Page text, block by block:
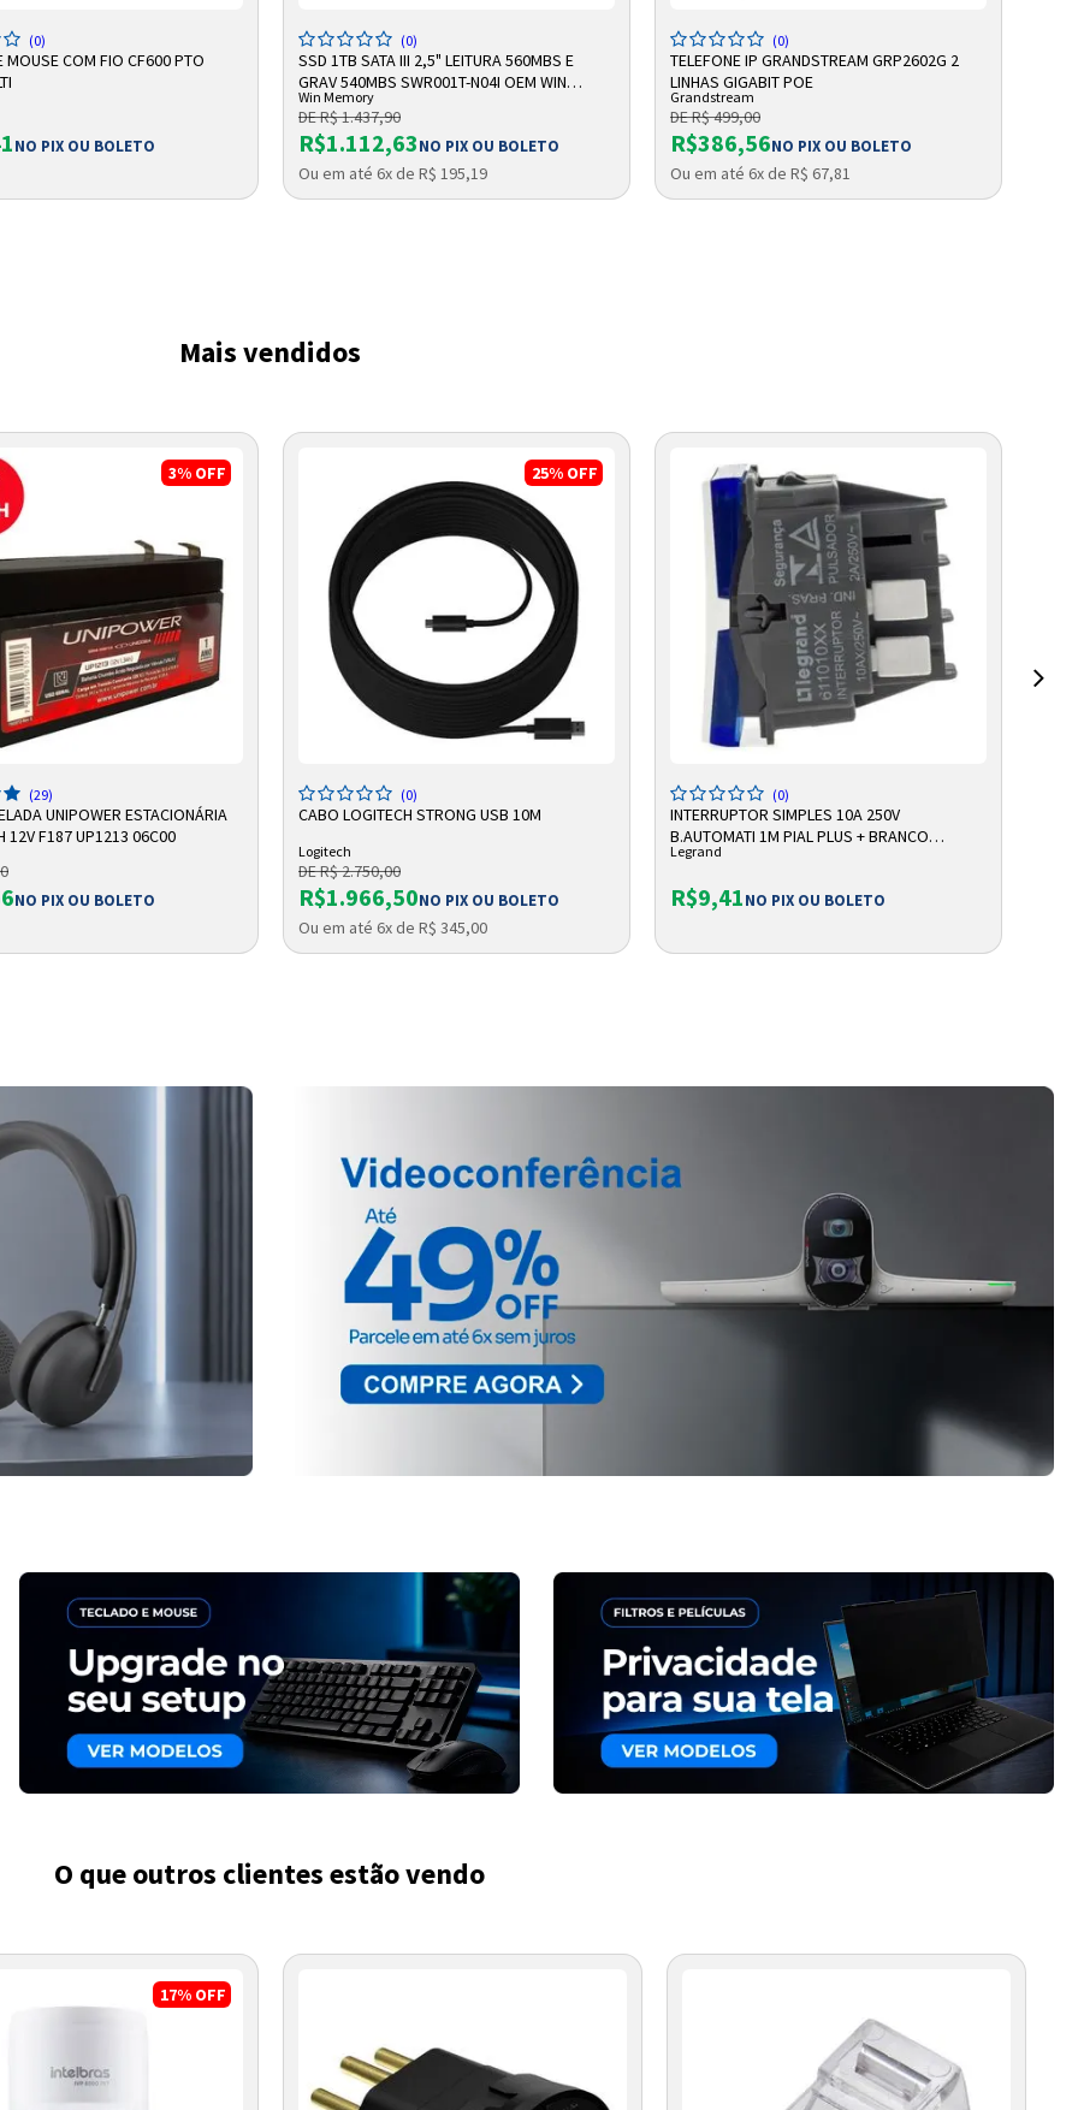
Cartão de crédito
A SACOLA
(0)
MOUSE COM FIO CF600 PTO
NO PIX OU BOLETO
ADICIONAR A SACOLA
(0)
SSD 1TB SATA III 2,5" LEITURA 560MBS E
GRAV 540MBS SWR001T-N04I OEM WIN
MEMORY
Win Memory
DE R$ 1.437,90
R$1.112,63NO PIX OU BOLETO
Ou em até 6x de R$ 195,19
ADICIONAR A SACOLA
(0)
TELEFONE IP GRANDSTREAM GRP2602G 2
LINHAS GIGABIT POE
Grandstream
DE R$ 499,00
R$386,56NO PIX OU BOLETO
Ou em até 6x de R$ 67,81
Mais vendidos
A SACOLA
3% OFF
(29)
UNIPOWER ESTACIONÁRIA
12V F187 UP1213 06C00
NO PIX OU BOLETO
ADICIONAR A SACOLA
25% OFF
(0)
CABO LOGITECH STRONG USB 10M
Logitech
DE R$ 2.750,00
R$1.966,50NO PIX OU BOLETO
Ou em até 6x de R$ 345,00
ADICIONAR A SACOLA
(0)
INTERRUPTOR SIMPLES 10A 250V
B.AUTOMATI 1M PIAL PLUS + BRANCO
611010BC LEGRAND
Legrand
R$9,41NO PIX OU BOLETO
O que outros clientes estão vendo
17% OFF